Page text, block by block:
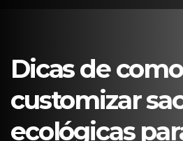
Dicas de como
customizar
ecológicas